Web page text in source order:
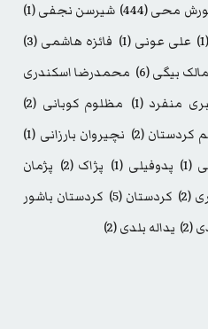
محی(444) شیرسن نجفی(1)
(1) علی عونی (1) فائزه هاشمی (3)
مالک بیگی(6)
محمدرضا اسکندری
منفرد (1) مظلوم کوبانی (2)
کردستان (2) نچیروان بارزانی (1)
(1) پدوفیلی (1) پژاک (2)
پژمان
(2) کردستان (5)
کردستان باشور
(2) یداله بلدی(2)